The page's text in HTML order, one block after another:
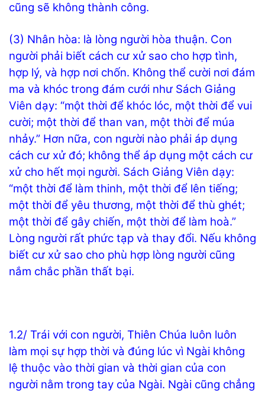
cũng sẽ không thành công.
(3) Nhân hòa: là lòng người hòa thuận. Con
người phải biết cách cư xử sao cho hợp tình,
hợp lý, và hợp nơi chốn. Không thể cười nơi đám
ma và khóc trong đám cưới như Sách Giảng
Viên dạy: “một thời để khóc lóc, một thời để vui
cười; một thời để than van, một thời để múa
nhảy.” Hơn nữa, con người nào phải áp dụng
cách cư xử đó; không thể áp dụng một cách cư
xử cho hết mọi người. Sách Giảng Viên dạy:
“một thời để làm thinh, một thời để lên tiếng;
một thời để yêu thương, một thời để thù ghét;
một thời để gây chiến, một thời để làm hoà.”
Lòng người rất phức tạp và thay đổi. Nếu không
biết cư xử sao cho phù hợp lòng người cũng
nắm chắc phần thất bại.
1.2/ Trái với con người, Thiên Chúa luôn luôn
làm mọi sự hợp thời và đúng lúc vì Ngài không
lệ thuộc vào thời gian và thời gian của con
người nằm trong tay của Ngài. Ngài cũng chẳng